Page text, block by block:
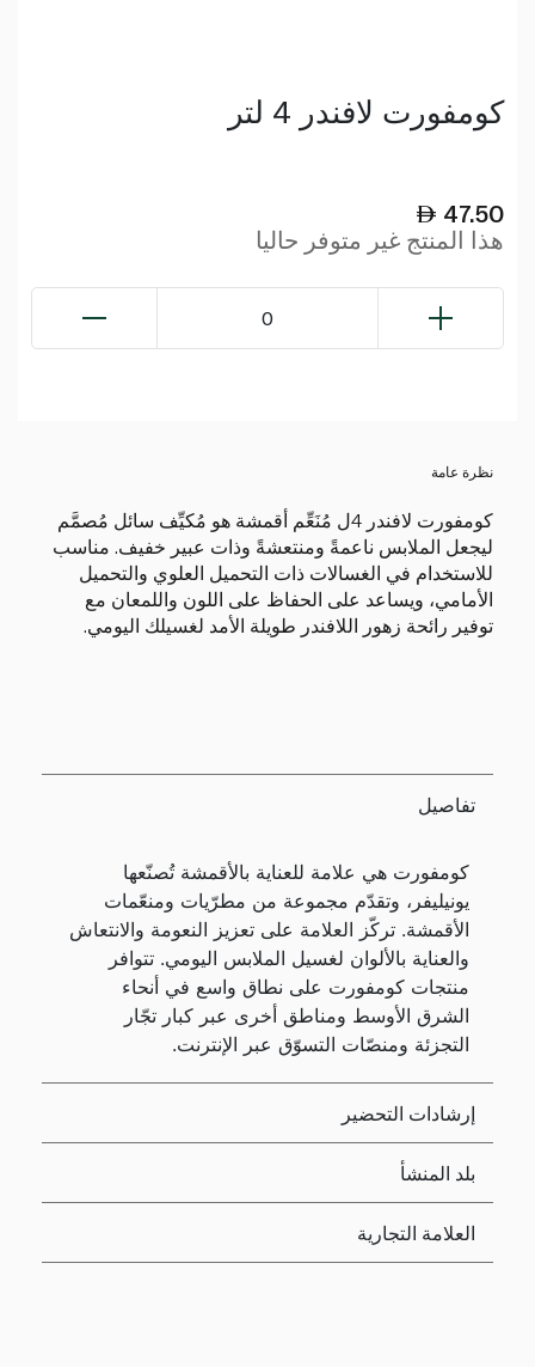
كومفورت لافندر 4 لتر
47.50
هذا المنتج غير متوفر حاليا
0
نظرة عامة
كومفورت لافندر 4ل مُنَعِّم أقمشة هو مُكيِّف سائل مُصمَّم
ليجعل الملابس ناعمةً ومنتعشةً وذات عبير خفيف. مناسب
للاستخدام في الغسالات ذات التحميل العلوي والتحميل
الأمامي، ويساعد على الحفاظ على اللون واللمعان مع
توفير رائحة زهور اللافندر طويلة الأمد لغسيلك اليومي.
تفاصيل
كومفورت هي علامة للعناية بالأقمشة تُصنّعها
يونيليفر، وتقدّم مجموعة من مطرّيات ومنعّمات
الأقمشة. تركّز العلامة على تعزيز النعومة والانتعاش
والعناية بالألوان لغسيل الملابس اليومي. تتوافر
منتجات كومفورت على نطاق واسع في أنحاء
الشرق الأوسط ومناطق أخرى عبر كبار تجّار
التجزئة ومنصّات التسوّق عبر الإنترنت.
إرشادات التحضير
بلد المنشأ
العلامة التجارية